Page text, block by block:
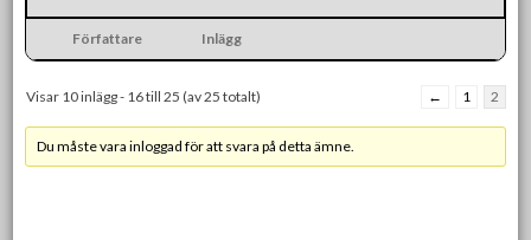
Författare Inlägg
Visar 10 inlägg - 16 till 25 (av 25 totalt) ← 1 2
Du måste vara inloggad för att svara på detta ämne.